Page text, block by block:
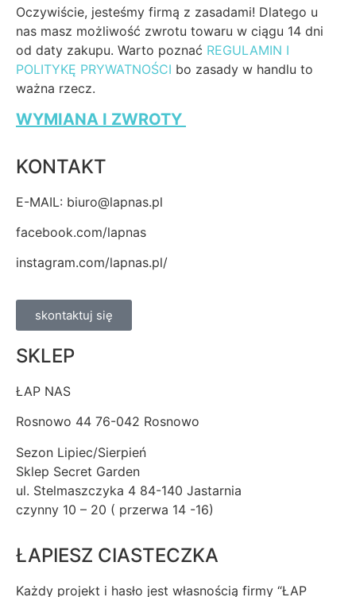
Oczywiście, jesteśmy firmą z zasadami! Dlatego u
nas masz możliwość zwrotu towaru w ciągu 14 dni
od daty zakupu. Warto poznać REGULAMIN I
POLITYKĘ PRYWATNOŚCI bo zasady w handlu to
ważna rzecz.
WYMIANA I ZWROTY
KONTAKT
E-MAIL: biuro@lapnas.pl
facebook.com/lapnas
instagram.com/lapnas.pl/
skontaktuj się
SKLEP
ŁAP NAS
Rosnowo 44 76-042 Rosnowo
Sezon Lipiec/Sierpień
Sklep Secret Garden
ul. Stelmaszczyka 4 84-140 Jastarnia
czynny 10 – 20 ( przerwa 14 -16)
ŁAPIESZ CIASTECZKA
Każdy projekt i hasło jest własnością firmy “ŁAP